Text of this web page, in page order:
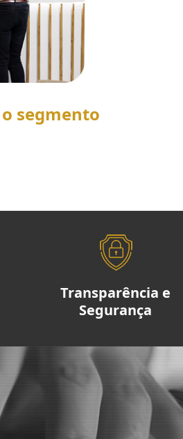
segmento
Transparência e
Segurança